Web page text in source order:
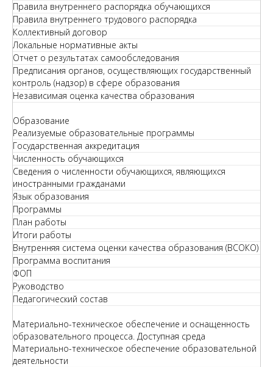
Правила внутреннего распорядка обучающихся
Правила внутреннего трудового распорядка
Коллективный договор
Локальные нормативные акты
Отчет о результатах самообследования
Предписания органов, осуществляющих государственный
контроль (надзор) в сфере образования
Независимая оценка качества образования
Образование
Реализуемые образовательные программы
Государственная аккредитация
Численность обучающихся
Сведения о численности обучающихся, являющихся
иностранными гражданами
Язык образования
Программы
План работы
Итоги работы
Внутренняя система оценки качества образования (ВСОКО)
Программа воспитания
ФОП
Руководство
Педагогический состав
Материально-техническое обеспечение и оснащенность
образовательного процесса. Доступная среда
Материально-техническое обеспечение образовательной
деятельности